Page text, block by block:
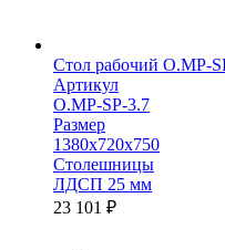
Стол рабочий O.MP-
Артикул
O.MP-SP-3.7
Размер
1380х720х750
Столешницы
ЛДСП 25 мм
23 101 ₽